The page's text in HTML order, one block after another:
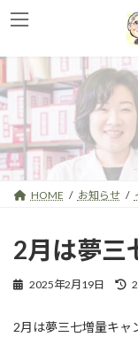
ン
ン
ツ
へ
ス
キ
ッ
プ
ビ
ー
シ
ョ
ン
に
移
動
HOME お知らせ
2月は夢三
2025年2月19日
2月は夢三七増量キャ